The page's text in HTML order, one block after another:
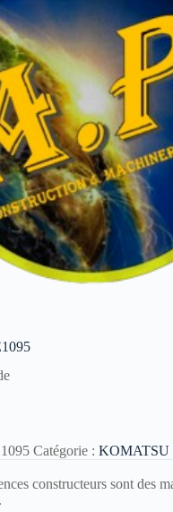
Catégorie : KOMATSU
constructeurs sont des